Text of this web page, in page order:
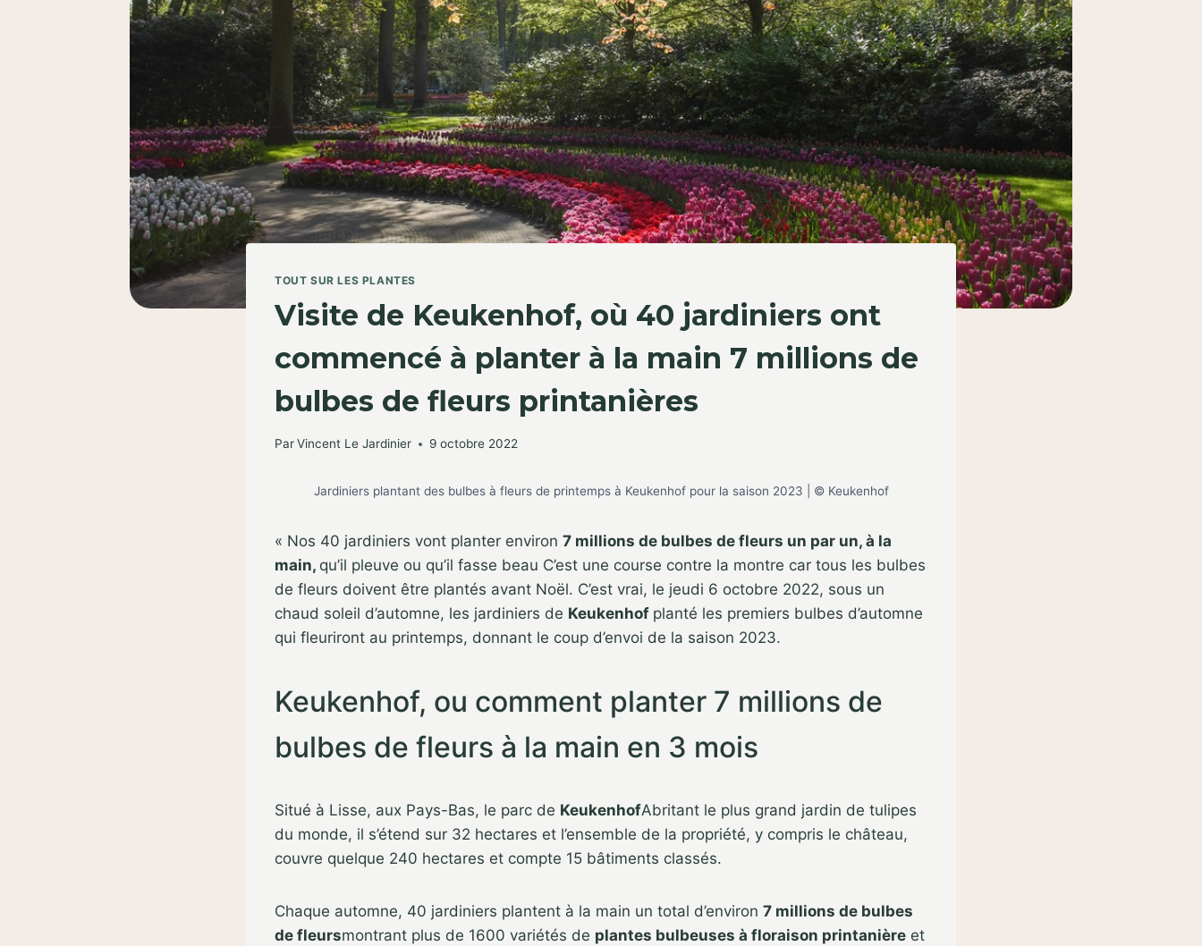
TOUT SUR LES PLANTES
Visite de Keukenhof, où 40 jardiniers ont
commencé à planter à la main 7 millions de
bulbes de fleurs printanières
ParVincent Le Jardinier 9 octobre 2022
Jardiniers plantant des bulbes à fleurs de printemps à Keukenhof pour la saison 2023 | © Keukenhof
« Nos 40 jardiniers vont planter environ 7 millions de bulbes de fleurs un par un, à la
main, qu’il pleuve ou qu’il fasse beau C’est une course contre la montre car tous les bulbes
de fleurs doivent être plantés avant Noël. C’est vrai, le jeudi 6 octobre 2022, sous un
chaud soleil d’automne, les jardiniers de Keukenhof planté les premiers bulbes d’automne
qui fleuriront au printemps, donnant le coup d’envoi de la saison 2023.
Keukenhof, ou comment planter 7 millions de
bulbes de fleurs à la main en 3 mois
Situé à Lisse, aux Pays-Bas, le parc de KeukenhofAbritant le plus grand jardin de tulipes
du monde, il s’étend sur 32 hectares et l’ensemble de la propriété, y compris le château,
couvre quelque 240 hectares et compte 15 bâtiments classés.
Chaque automne, 40 jardiniers plantent à la main un total d’environ 7 millions de bulbes
de fleursmontrant plus de 1600 variétés de plantes bulbeuses à floraison printanière et